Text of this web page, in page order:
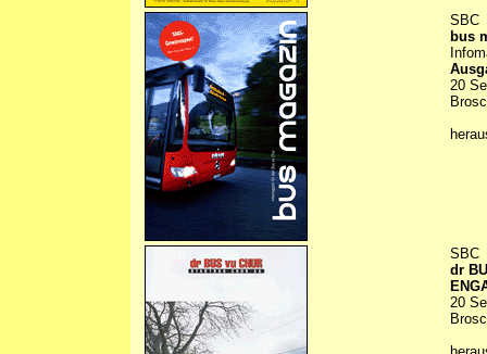
SBC
bus
20
SBC
dr
20